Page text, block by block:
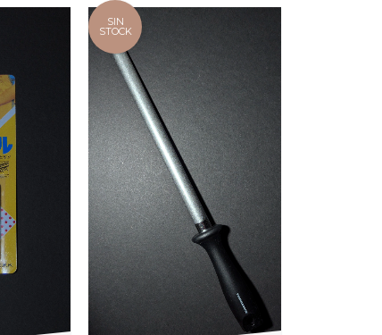
SIN
STOCK